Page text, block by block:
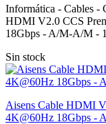
Informática - Cables -
HDMI V2.0 CCS
18Gbps - A/M-A/M -
Sin stock
Aisens Cable HDMI
4K@60Hz 18Gbps -